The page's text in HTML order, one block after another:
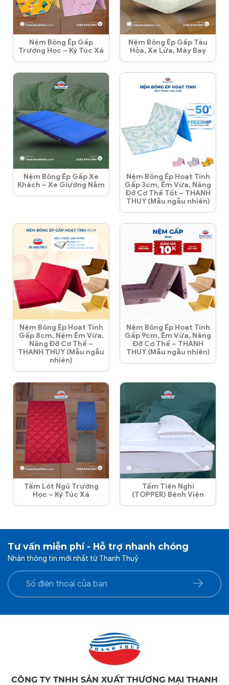
Nệm Bông Ép Gấp
Trường Học – Ký Túc Xá
Nệm Bông Ép Gấp Tàu
Hỏa, Xe Lửa, Máy Bay
Nệm Bông Ép Gấp Xe
Khách – Xe Giường Nằm
Nệm Bông Ép Hoạt Tính
Gấp 3cm, Êm Vừa, Nâng
Đỡ Cơ Thể Tốt – THANH
THUY (Mẫu ngẫu nhiên)
Nệm Bông Ép Hoạt Tính
Gấp 8cm, Nệm Êm Vừa,
Nâng Đỡ Cơ Thể –
THANH THUY (Mẫu ngẫu
nhiên)
Nệm Bông Ép Hoạt Tính
Gấp 9cm, Êm Vừa, Nâng
Đỡ Cơ Thể – THANH
THUY (Mẫu ngẫu nhiên)
Tấm Lót Ngủ Trường
Học – Ký Túc Xá
Tấm Tiện Nghi
(TOPPER) Bệnh Viện
Tư vấn miễn phí - Hỗ trợ nhanh chóng
Nhận thông tin mới nhất từ Thanh Thuỷ
CÔNG TY TNHH SẢN XUẤT THƯƠNG MẠI THANH